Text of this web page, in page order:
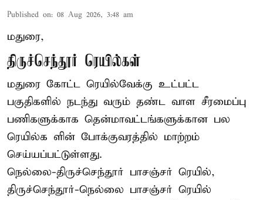
Published on: 08 Aug 2026, 3:48 am
மதுரை,
திருச்செந்தூர் ரெயில்கள்
மதுரை கோட்ட ரெயில்வேக்கு உட்பட்ட
பகுதிகளில் நடந்து வரும் தண்ட வாள சீரமைப்பு
பணிகளுக்காக தென்மாவட்டங்களுக்கான பல
ரெயில்க ளின் போக்குவரத்தில் மாற்றம்
செய்யப்பட்டுள்ளது.
நெல்லை-திருச்செந்தூர் பாசஞ்சர் ரெயில்,
திருச்செந்தூர்-நெல்லை பாசஞ்சர் ரெயில்